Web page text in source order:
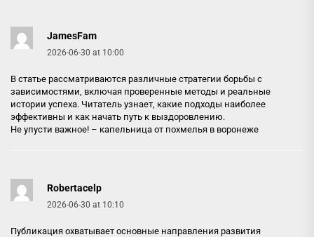
JamesFam
2026-06-30 at 10:00
В статье рассматриваются различные стратегии борьбы с
зависимостями, включая проверенные методы и реальные
истории успеха. Читатель узнает, какие подходы наиболее
эффективны и как начать путь к выздоровлению.
Не упусти важное! – капельница от похмелья в воронеже
Robertacelp
2026-06-30 at 10:10
Публикация охватывает основные направления развития